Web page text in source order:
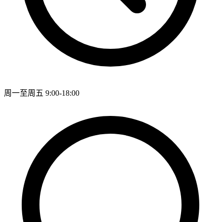
周一至周五 9:00-18:00